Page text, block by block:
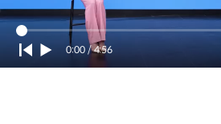
Current
Time
0:00 / Duration
4:56